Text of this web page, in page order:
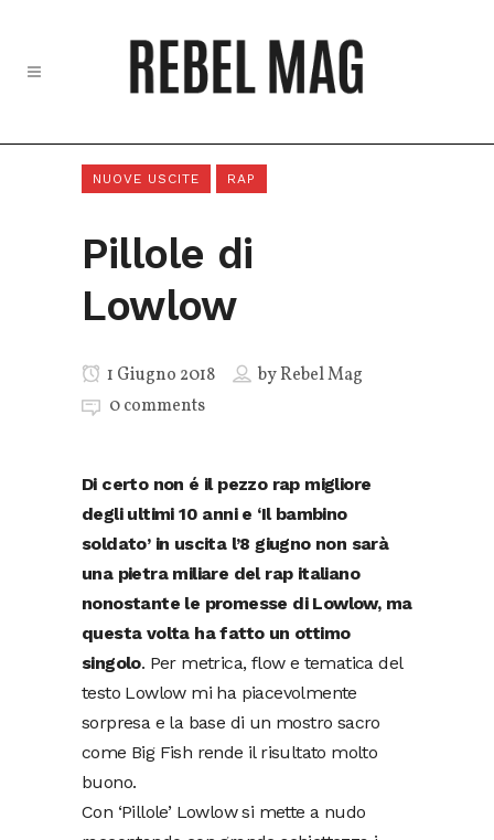
NUOVE USCITE RAP
Pillole di
Lowlow
1 Giugno 2018 byRebel Mag
0 comments
Di certo non é il pezzo rap migliore
degli ultimi 10 anni e ‘Il bambino
soldato’ in uscita l’8 giugno non sarà
una pietra miliare del rap italiano
nonostante le promesse di Lowlow, ma
questa volta ha fatto un ottimo
singolo. Per metrica, flow e tematica del
testo Lowlow mi ha piacevolmente
sorpresa e la base di un mostro sacro
come Big Fish rende il risultato molto
buono.
Con ‘Pillole’ Lowlow si mette a nudo